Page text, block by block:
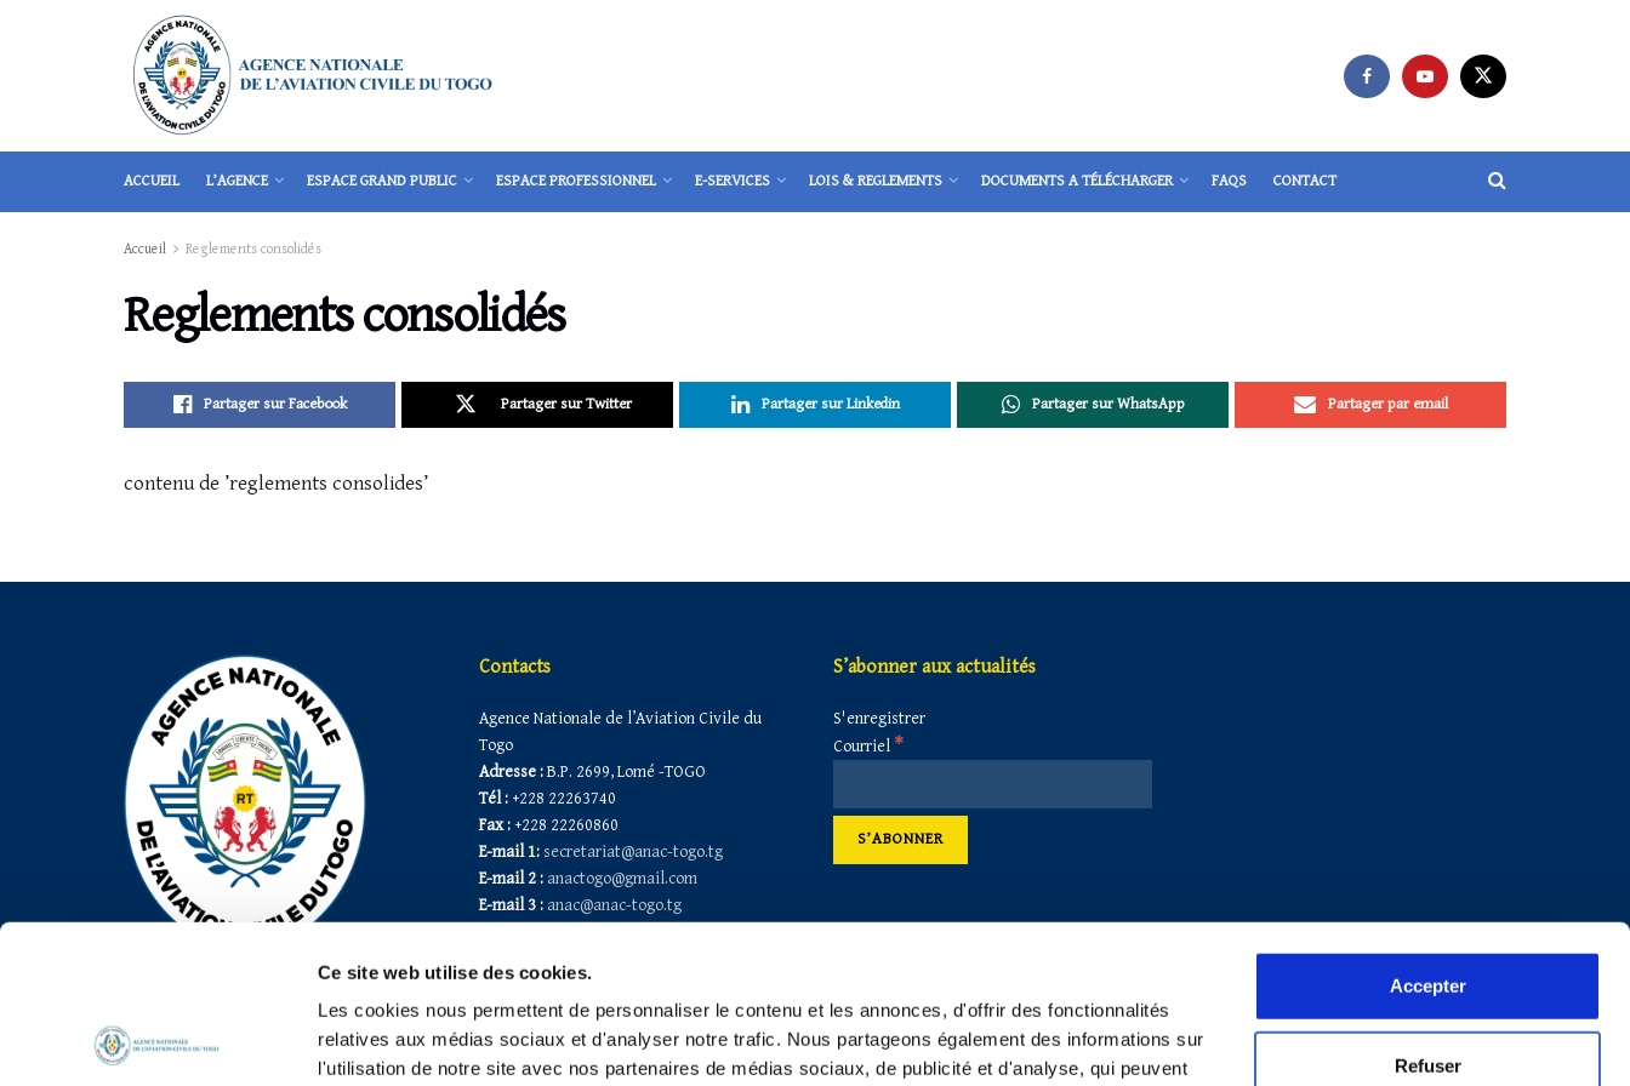
Ce site web utilise des cookies.
Les cookies nous permettent de personnaliser le contenu et les annonces, d'offrir des fonctionnalités
relatives aux médias sociaux et d'analyser notre trafic. Nous partageons également des informations sur
l'utilisation de notre site avec nos partenaires de médias sociaux, de publicité et d'analyse, qui peuvent
Accepter
Refuser
ACCUEIL L’AGENCE ESPACE GRAND PUBLIC ESPACE PROFESSIONNEL E-SERVICES LOIS & REGLEMENTS DOCUMENTS A TÉLÉCHARGER FAQS CONTACT
Accueil Reglements consolidés
Reglements consolidés
Partager sur Facebook Partager sur Twitter Partager sur Linkedin Partager sur WhatsApp Partager par email
contenu de ’reglements consolides’
Contacts
Agence Nationale de l’Aviation Civile du
Togo
Adresse :B.P. 2699, Lomé -TOGO
Tél :+228 22263740
Fax :+228 22260860
E-mail 1: secretariat@anac-togo.tg
E-mail 2 : anactogo@gmail.com
E-mail 3 : anac@anac-togo.tg
S’abonner aux actualités
S'enregistrer
Courriel*
Copyright 2026, © ANAC-TOGO, Tous droits réservés